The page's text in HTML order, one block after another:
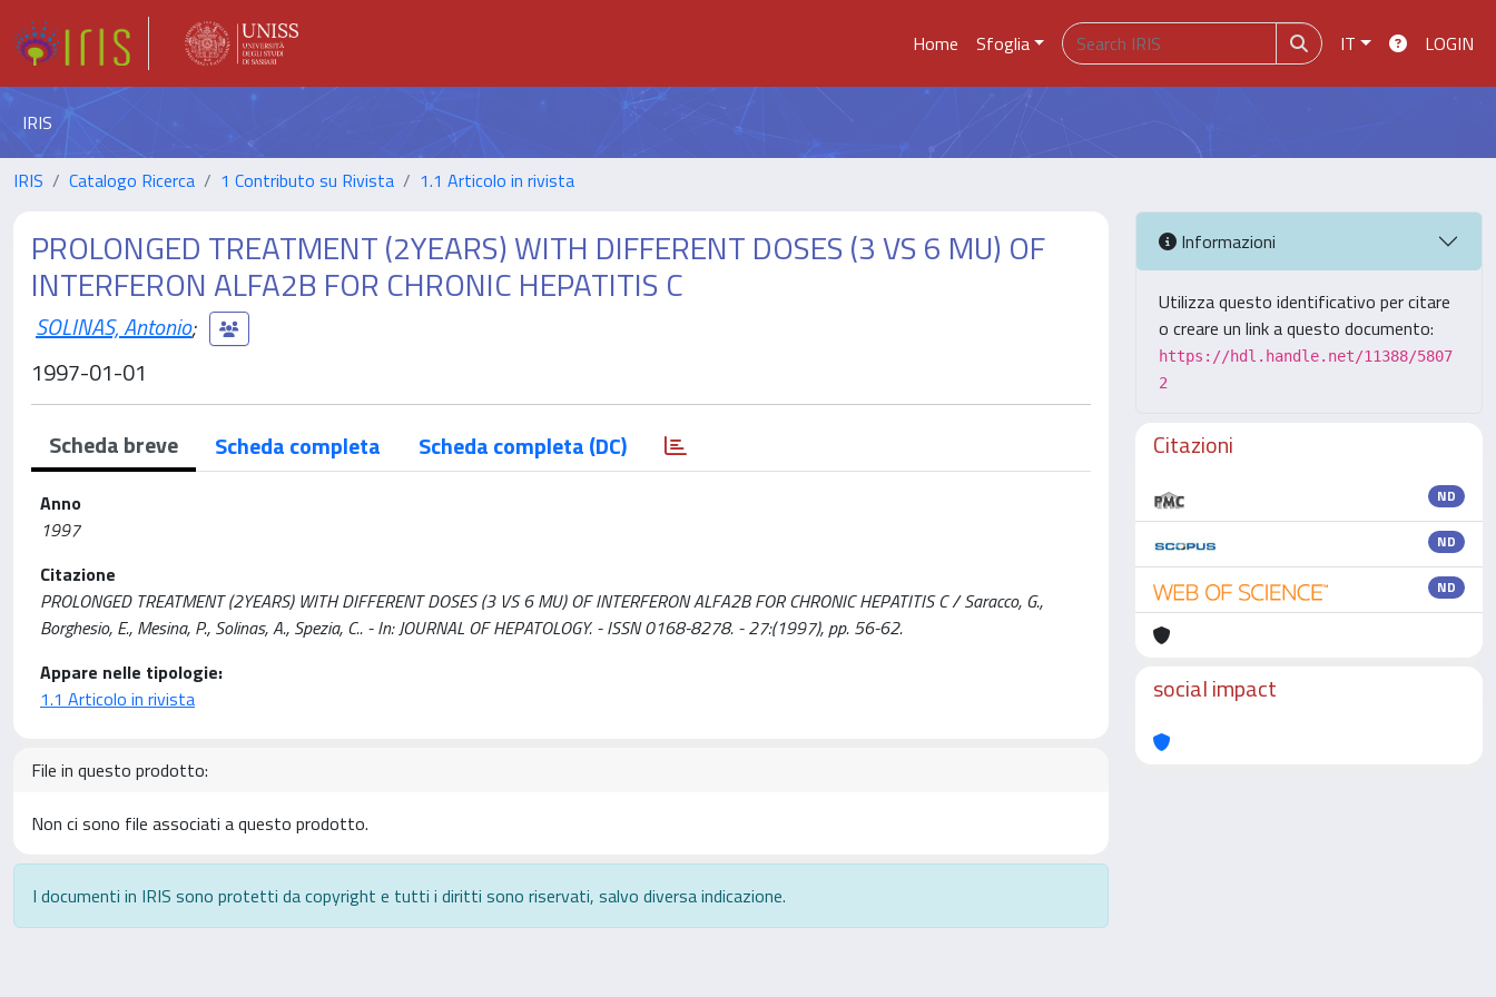
Home Sfoglia IT LOGIN
IRIS
IRIS Catalogo Ricerca 1 Contributo su Rivista 1.1 Articolo in rivista
PROLONGED TREATMENT (2YEARS) WITH DIFFERENT DOSES (3 VS 6 MU) OF
INTERFERON ALFA2B FOR CHRONIC HEPATITIS C
SOLINAS, Antonio;
1997-01-01
Scheda breve Scheda completa Scheda completa (DC)
Anno
1997
Citazione
PROLONGED TREATMENT (2YEARS) WITH DIFFERENT DOSES (3 VS 6 MU) OF INTERFERON ALFA2B FOR CHRONIC HEPATITIS C / Saracco, G.,
Borghesio, E., Mesina, P., Solinas, A., Spezia, C.. - In: JOURNAL OF HEPATOLOGY. - ISSN 0168-8278. - 27:(1997), pp. 56-62.
Appare nelle tipologie:
1.1 Articolo in rivista
File in questo prodotto:
Non ci sono file associati a questo prodotto.
I documenti in IRIS sono protetti da copyright e tutti i diritti sono riservati, salvo diversa indicazione.
Informazioni
Utilizza questo identificativo per citare
o creare un link a questo documento:
https://hdl.handle.net/11388/5807
2
Citazioni
ND
ND
ND
social impact